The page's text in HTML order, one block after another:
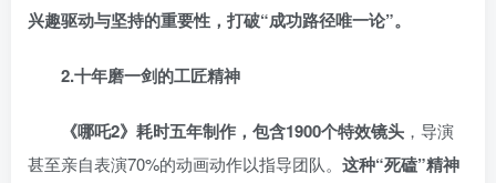
兴趣驱动与坚持的重要性，打破“成功路径唯一论”。
2.十年磨一剑的工匠精神
《哪吒2》耗时五年制作，包含1900个特效镜头 ，导演
甚至亲自表演70%的动画动作以指导团队。 这种“死磕”精神